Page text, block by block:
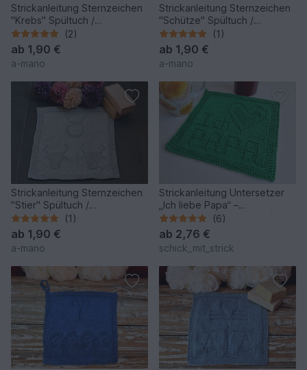
Strickanleitung Sternzeichen
"Krebs" Spültuch /
Waschlappen - einfach
(2)
ab 1,90 €
a-mano
Strickanleitung Sternzeichen
"Schütze" Spültuch /
Waschlappen - einfach
(1)
ab 1,90 €
a-mano
Strickanleitung Sternzeichen
"Stier" Spültuch /
Waschlappen - ganz einfach
(1)
ab 1,90 €
a-mano
Strickanleitung Untersetzer
„Ich liebe Papa“ –
persönliches Geschenk | PDF
(6)
ab 2,76 €
schick_mit_strick